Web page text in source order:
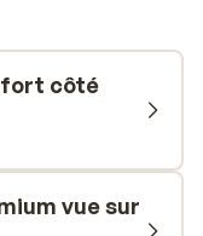
détendre, tout en
du Fort
suites sont
Tu peux choisir
ou sur la mer,
disposent
pour profiter de
à son
côté
vue sur